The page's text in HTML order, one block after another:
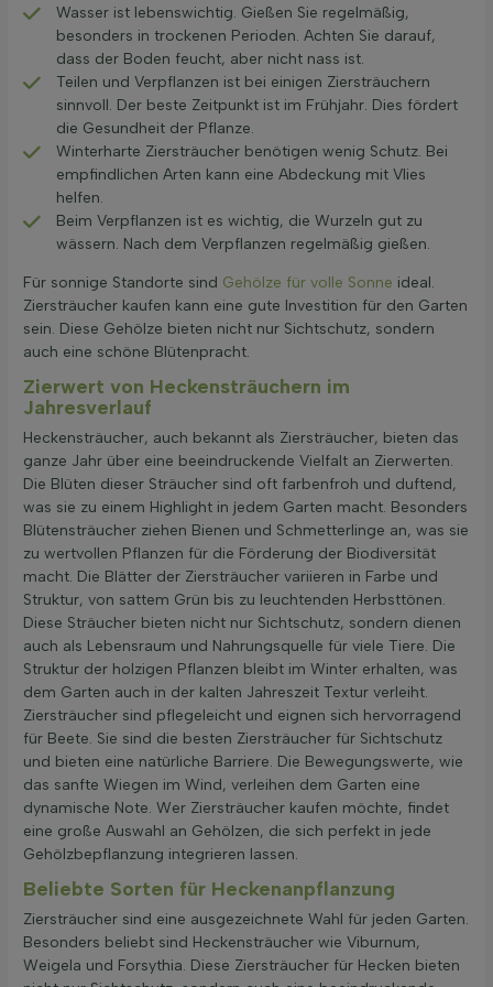
Wasser ist lebenswichtig. Gießen Sie regelmäßig,
besonders in trockenen Perioden. Achten Sie darauf,
dass der Boden feucht, aber nicht nass ist.
Teilen und Verpflanzen ist bei einigen Ziersträuchern
sinnvoll. Der beste Zeitpunkt ist im Frühjahr. Dies fördert
die Gesundheit der Pflanze.
Winterharte Ziersträucher benötigen wenig Schutz. Bei
empfindlichen Arten kann eine Abdeckung mit Vlies
helfen.
Beim Verpflanzen ist es wichtig, die Wurzeln gut zu
wässern. Nach dem Verpflanzen regelmäßig gießen.
Für sonnige Standorte sind Gehölze für volle Sonne ideal.
Ziersträucher kaufen kann eine gute Investition für den Garten
sein. Diese Gehölze bieten nicht nur Sichtschutz, sondern
auch eine schöne Blütenpracht.
Zierwert von Heckensträuchern im
Jahresverlauf
Heckensträucher, auch bekannt als Ziersträucher, bieten das
ganze Jahr über eine beeindruckende Vielfalt an Zierwerten.
Die Blüten dieser Sträucher sind oft farbenfroh und duftend,
was sie zu einem Highlight in jedem Garten macht. Besonders
Blütensträucher ziehen Bienen und Schmetterlinge an, was sie
zu wertvollen Pflanzen für die Förderung der Biodiversität
macht. Die Blätter der Ziersträucher variieren in Farbe und
Struktur, von sattem Grün bis zu leuchtenden Herbsttönen.
Diese Sträucher bieten nicht nur Sichtschutz, sondern dienen
auch als Lebensraum und Nahrungsquelle für viele Tiere. Die
Struktur der holzigen Pflanzen bleibt im Winter erhalten, was
dem Garten auch in der kalten Jahreszeit Textur verleiht.
Ziersträucher sind pflegeleicht und eignen sich hervorragend
für Beete. Sie sind die besten Ziersträucher für Sichtschutz
und bieten eine natürliche Barriere. Die Bewegungswerte, wie
das sanfte Wiegen im Wind, verleihen dem Garten eine
dynamische Note. Wer Ziersträucher kaufen möchte, findet
eine große Auswahl an Gehölzen, die sich perfekt in jede
Gehölzbepflanzung integrieren lassen.
Beliebte Sorten für Heckenanpflanzung
Ziersträucher sind eine ausgezeichnete Wahl für jeden Garten.
Besonders beliebt sind Heckensträucher wie Viburnum,
Weigela und Forsythia. Diese Ziersträucher für Hecken bieten